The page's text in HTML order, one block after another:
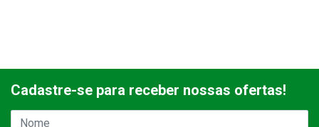
Cadastre-se para receber nossas ofertas!